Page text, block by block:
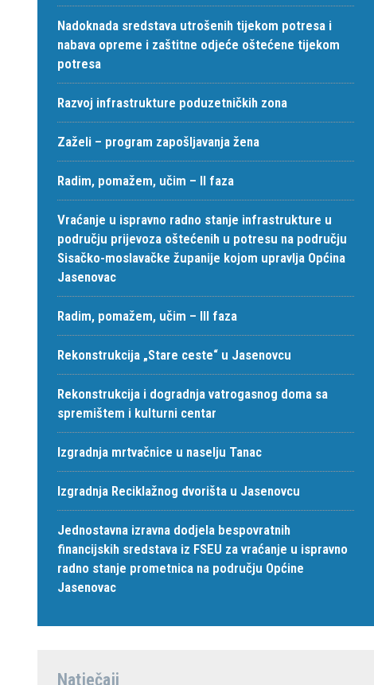
Nadoknada sredstava utrošenih tijekom potresa i
nabava opreme i zaštitne odjeće oštećene tijekom
potresa
Razvoj infrastrukture poduzetničkih zona
Zaželi – program zapošljavanja žena
Radim, pomažem, učim – II faza
Vraćanje u ispravno radno stanje infrastrukture u
području prijevoza oštećenih u potresu na području
Sisačko-moslavačke županije kojom upravlja Općina
Jasenovac
Radim, pomažem, učim – III faza
Rekonstrukcija „Stare ceste“ u Jasenovcu
Rekonstrukcija i dogradnja vatrogasnog doma sa
spremištem i kulturni centar
Izgradnja mrtvačnice u naselju Tanac
Izgradnja Reciklažnog dvorišta u Jasenovcu
Jednostavna izravna dodjela bespovratnih
financijskih sredstava iz FSEU za vraćanje u ispravno
radno stanje prometnica na području Općine
Jasenovac
Natječaji